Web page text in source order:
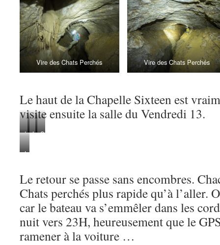
Vire des Chats Perchés Vire des Chats Perchés
Le haut de la Chapelle Sixteen est
visite ensuite la salle du Vendredi 13.
La
pluie
LesSalle
La
Sixteen
Le retour se passe sans encombres.
Chats perchés plus rapide qu’à l’aller.
car le bateau va s’emmêler dans les
nuit vers 23H, heureusement que le
ramener à la voiture …